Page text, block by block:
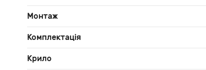
Монтаж
Комплектація
Крило